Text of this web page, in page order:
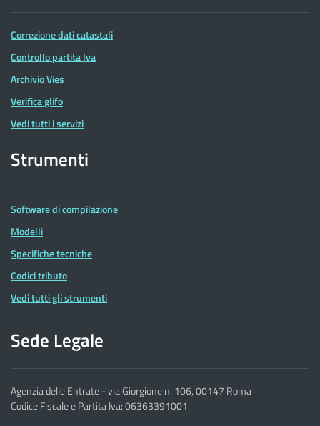
Correzione dati catastali
Controllo partita Iva
Archivio Vies
Verifica glifo
Vedi tutti i servizi
Strumenti
Software di compilazione
Modelli
Specifiche tecniche
Codici tributo
Vedi tutti gli strumenti
Sede Legale
Agenzia delle Entrate - via Giorgione n. 106, 00147 Roma
Codice Fiscale e Partita Iva: 06363391001